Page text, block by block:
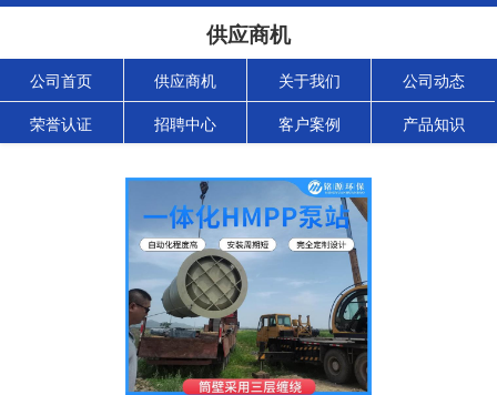
供应商机
公司首页 供应商机 关于我们 公司动态
荣誉认证 招聘中心 客户案例 产品知识